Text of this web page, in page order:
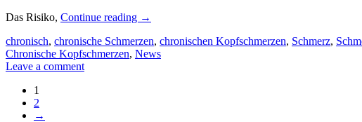
Das Risiko, Continue reading →
chronisch, chronische Schmerzen, chronischen Kopfschmerzen, Schmerz,
Chronische Kopfschmerzen, News
Leave a comment
1
2
→